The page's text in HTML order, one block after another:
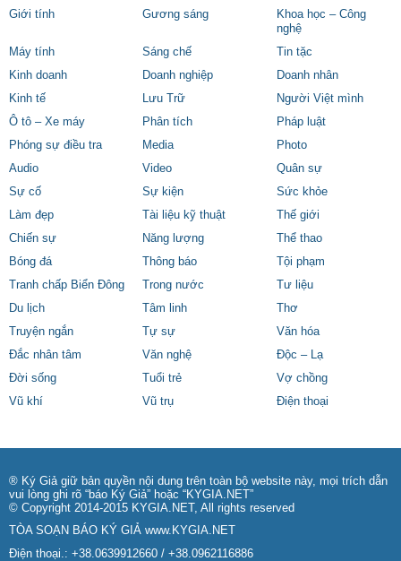
Giới tính
Gương sáng
Khoa học – Công
nghệ
Máy tính
Sáng chế
Tin tặc
Kinh doanh
Doanh nghiệp
Doanh nhân
Kinh tế
Lưu Trữ
Người Việt mình
Ô tô – Xe máy
Phân tích
Pháp luật
Phóng sự điều tra
Media
Photo
Audio
Video
Quân sự
Sự cố
Sự kiện
Sức khỏe
Làm đẹp
Tài liệu kỹ thuật
Thế giới
Chiến sự
Năng lượng
Thể thao
Bóng đá
Thông báo
Tội phạm
Tranh chấp Biển Đông
Trong nước
Tư liệu
Du lịch
Tâm linh
Thơ
Truyện ngắn
Tự sự
Văn hóa
Đắc nhân tâm
Văn nghệ
Độc – Lạ
Đời sống
Tuổi trẻ
Vợ chồng
Vũ khí
Vũ trụ Điện thoại
® Ký Giả giữ bản quyền nội dung trên toàn bộ website này, mọi trích dẫn
vui lòng ghi rõ “báo Ký Giả” hoặc “KYGIA.NET”
© Copyright 2014-2015 KYGIA.NET, All rights reserved
TÒA SOẠN BÁO KÝ GIẢ www.KYGIA.NET
Điện thoại.: +38.0639912660 / +38.0962116886